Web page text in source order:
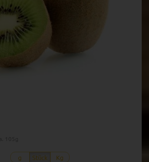
g Stück Kg